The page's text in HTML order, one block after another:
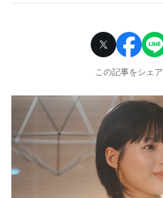
この記事をシェア